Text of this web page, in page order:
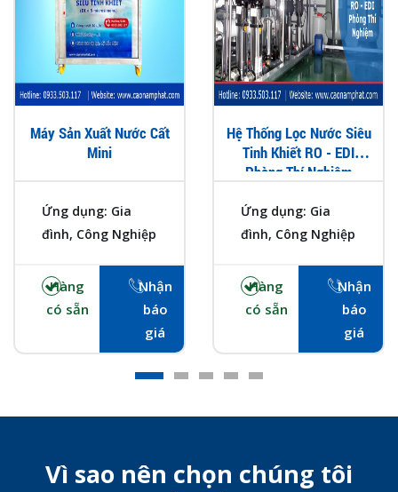
Máy Sản Xuất Nước Cất
Mini
Ứng dụng: Gia
đình, Công Nghiệp
Hàng
có sẵn
Nhận
báo
giá
Hệ Thống Lọc Nước Siêu
Tinh Khiết RO - EDI
Phòng Thí Nghiệm
Ứng dụng: Gia
đình, Công Nghiệp
Hàng
có sẵn
Nhận
báo
giá
Vì sao nên chọn chúng tôi